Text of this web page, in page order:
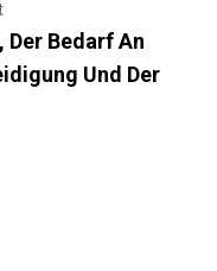
Der Bedarf An
Und Der